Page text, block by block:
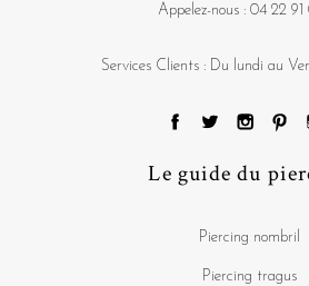
Appelez-nous : 04 22 91
Services Clients : Du lundi au
Le guide du
Piercing nombril
Piercing tragus